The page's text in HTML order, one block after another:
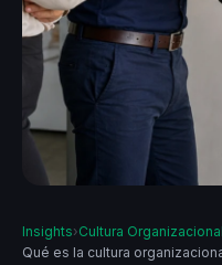
Insights›Cultura Organizacional
Qué es la cultura